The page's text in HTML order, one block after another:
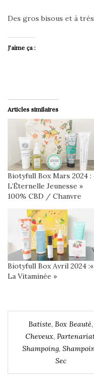
Des gros bisous et à
J’aime ça :
Articles similaires
Biotyfull Box Mars 2024 :
L’Éternelle Jeunesse »
100% CBD / Chanvre
Biotyfull Box Avril 2024 :«
La Vitaminée »
Batiste, Box Beauté,
Cheveux,
Shampoing,
Sec